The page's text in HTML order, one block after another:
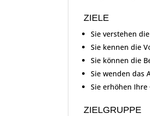
ZIELE
Sie verstehen
Sie kennen die
Sie können die
Sie wenden das
Sie erhöhen
ZIELGRUPPE